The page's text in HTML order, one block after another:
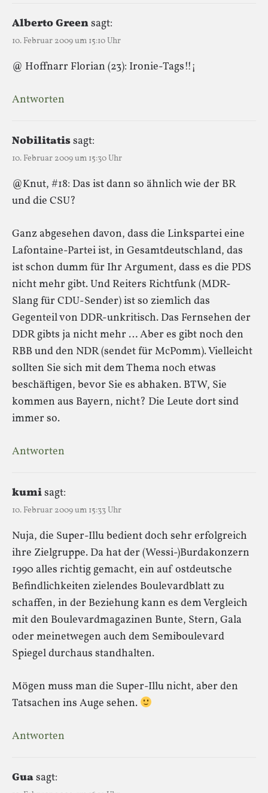
Alberto Greensagt:
10. Februar 2009 um 15:10 Uhr
@ Hoffnarr Florian (23): Ironie-Tags!!¡
Antworten
Nobilitatissagt:
10. Februar 2009 um 15:30 Uhr
@Knut, #18: Das ist dann so ähnlich wie der BR
und die CSU?
Ganz abgesehen davon, dass die Linkspartei eine
Lafontaine-Partei ist, in Gesamtdeutschland, das
ist schon dumm für Ihr Argument, dass es die PDS
nicht mehr gibt. Und Reiters Richtfunk (MDR-
Slang für CDU-Sender) ist so ziemlich das
Gegenteil von DDR-unkritisch. Das Fernsehen der
DDR gibts ja nicht mehr … Aber es gibt noch den
RBB und den NDR (sendet für McPomm). Vielleicht
sollten Sie sich mit dem Thema noch etwas
beschäftigen, bevor Sie es abhaken. BTW, Sie
kommen aus Bayern, nicht? Die Leute dort sind
immer so.
Antworten
kumisagt:
10. Februar 2009 um 15:33 Uhr
Nuja, die Super-Illu bedient doch sehr erfolgreich
ihre Zielgruppe. Da hat der (Wessi-)Burdakonzern
1990 alles richtig gemacht, ein auf ostdeutsche
Befindlichkeiten zielendes Boulevardblatt zu
schaffen, in der Beziehung kann es dem Vergleich
mit den Boulevardmagazinen Bunte, Stern, Gala
oder meinetwegen auch dem Semiboulevard
Spiegel durchaus standhalten.
Mögen muss man die Super-Illu nicht, aber den
Tatsachen ins Auge sehen.
Antworten
Guasagt: